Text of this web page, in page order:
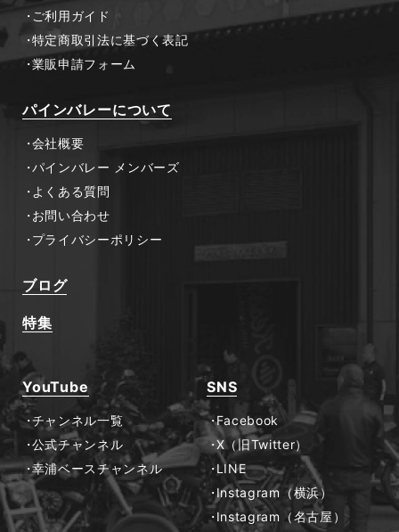
ご利用ガイド
特定商取引法に基づく表記
業販申請フォーム
パインバレーについて
会社概要
パインバレー メンバーズ
よくある質問
お問い合わせ
プライバシーポリシー
ブログ
特集
YouTube
チャンネル一覧
公式チャンネル
幸浦ベースチャンネル
SNS
Facebook
X（旧Twitter）
LINE
Instagram（横浜）
Instagram（名古屋）